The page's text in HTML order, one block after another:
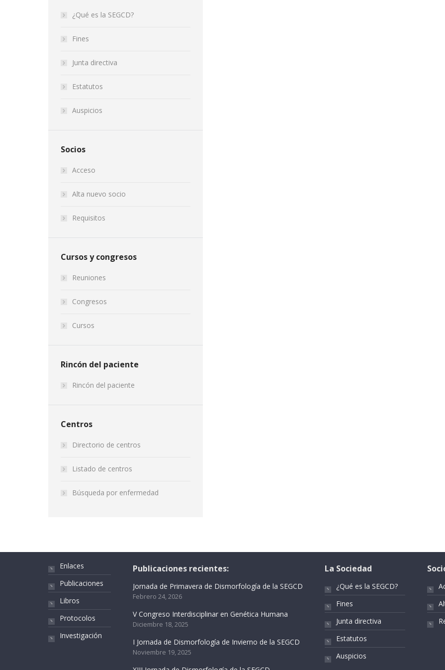
¿Qué es la SEGCD?
Fines
Junta directiva
Estatutos
Auspicios
Socios
Acceso
Alta nuevo socio
Requisitos
Cursos y congresos
Reuniones
Congresos
Cursos
Rincón del paciente
Rincón del paciente
Centros
Directorio de centros
Listado de centros
Búsqueda por enfermedad
Enlaces
Publicaciones
Libros
Protocolos
Investigación
Publicaciones recientes:
Jornada de Primavera de Dismorfología de la SEGCD
Febrero 24, 2026
V Congreso Interdisciplinar en Genética Humana
Diciembre 18, 2025
I Jornada de Dismorfología de Invierno de la SEGCD
Noviembre 19, 2025
La Sociedad
¿Qué es la SEGCD?
Fines
Junta directiva
Estatutos
Auspicios